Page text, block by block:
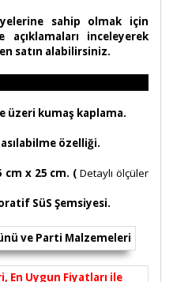
sahip olmak için
inceleyerek
satın alabilirsiniz.
üzeri kumaş kaplama.
özelliği.
cm x 25 cm. (Detaylı ölçüler
SüS Şemsiyesi.